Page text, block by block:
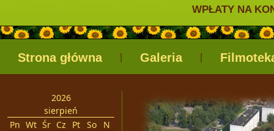
WPŁATY NA
Strona główna Galeria
2026
sierpień
Pn Wt Śr Cz Pt So
N